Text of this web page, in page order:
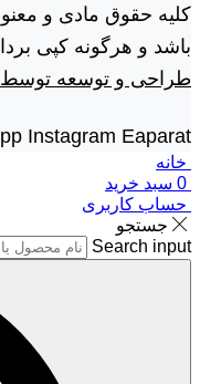
کلیه حقوق مادی و
باشد و هرگونه کپی
طراحی و توسعه توسط
Instagram Eaparat
خانه
0 سبد خرید
حساب کاربری
جستجو
Search input